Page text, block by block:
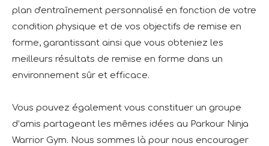
plan d'entraînement personnalisé en fonction de votre
condition physique et de vos objectifs de remise en
forme, garantissant ainsi que vous obteniez les
meilleurs résultats de remise en forme dans un
environnement sûr et efficace.
Vous pouvez également vous constituer un groupe
d’amis partageant les mêmes idées au Parkour Ninja
Warrior Gym. Nous sommes là pour nous encourager